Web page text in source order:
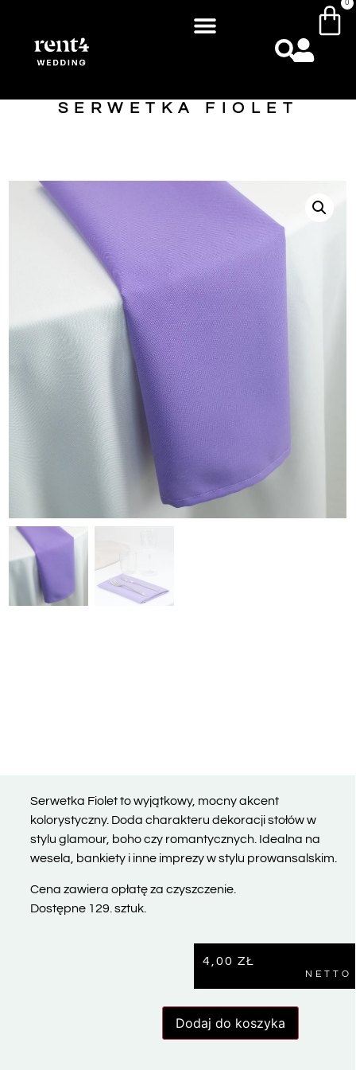
0
SERWETKA FIOLET
Serwetka Fiolet to wyjątkowy, mocny akcent
kolorystyczny. Doda charakteru dekoracji stołów w
stylu glamour, boho czy romantycznych. Idealna na
wesela, bankiety i inne imprezy w stylu prowansalskim.
Cena zawiera opłatę za czyszczenie.
Dostępne 129. sztuk.
4,00 ZŁ
NETTO
Dodaj do koszyka